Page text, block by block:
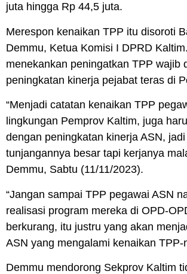
juta hingga Rp 44,5 juta.
Merespon kenaikan TPP itu disoroti
Demmu, Ketua Komisi I DPRD
menekankan peningatkan TPP wajib
peningkatan kinerja pejabat teras di
“Menjadi catatan kenaikan TPP
lingkungan Pemprov Kaltim, juga
dengan peningkatan kinerja ASN,
tunjangannya besar tapi kerjanya
Demmu, Sabtu (11/11/2023).
“Jangan sampai TPP pegawai ASN
realisasi program mereka di OPD-
berkurang, itu justru yang akan
ASN yang mengalami kenaikan TPP-
Demmu mendorong Sekprov Kaltim